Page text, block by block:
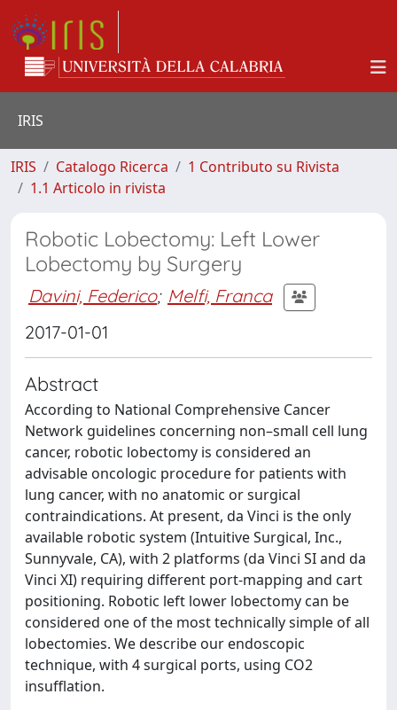
IRIS
IRIS Catalogo Ricerca
1 Contributo su Rivista
1.1 Articolo in rivista
Robotic Lobectomy: Left Lower
Lobectomy by Surgery
Davini, Federico; Melfi, Franca
2017-01-01
Abstract
According to National Comprehensive Cancer
Network guidelines concerning non–small cell lung
cancer, robotic lobectomy is considered an
advisable oncologic procedure for patients with
lung cancer, with no anatomic or surgical
contraindications. At present, da Vinci is the only
available robotic system (Intuitive Surgical, Inc.,
Sunnyvale, CA), with 2 platforms (da Vinci SI and da
Vinci XI) requiring different port-mapping and cart
positioning. Robotic left lower lobectomy can be
considered one of the most technically simple of all
lobectomies. We describe our endoscopic
technique, with 4 surgical ports, using CO2
insufflation.